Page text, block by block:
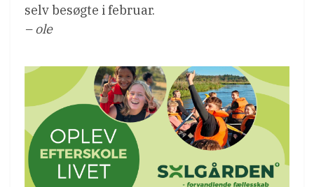
selv besøgte i februar.
– ole